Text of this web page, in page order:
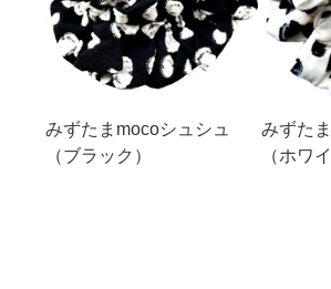
みずたまmocoシュシュ
（ブラック）
みずた
（ホワ